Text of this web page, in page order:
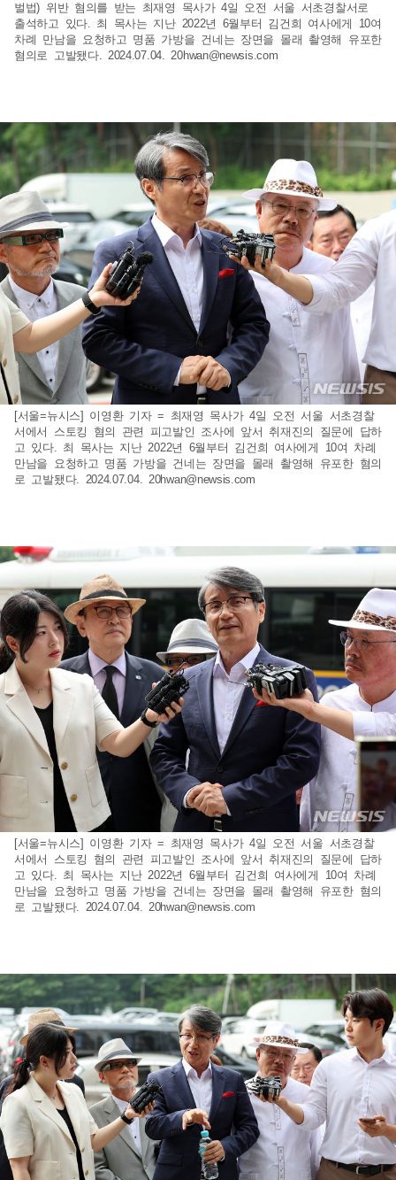
벌법) 위반 혐의를 받는 최재영 목사가 4일 오전 서울 서초경찰서로
출석하고 있다. 최 목사는 지난 2022년 6월부터 김건희 여사에게 10여
차례 만남을 요청하고 명품 가방을 건네는 장면을 몰래 촬영해 유포한
혐의로 고발됐다. 2024.07.04.20hwan@newsis.com
[서울=뉴시스] 이영환 기자 = 최재영 목사가 4일 오전 서울 서초경찰
서에서 스토킹 혐의 관련 피고발인 조사에 앞서 취재진의 질문에 답하
고 있다. 최 목사는 지난 2022년 6월부터 김건희 여사에게 10여 차례
만남을 요청하고 명품 가방을 건네는 장면을 몰래 촬영해 유포한 혐의
로 고발됐다. 2024.07.04. 20hwan@newsis.com
[서울=뉴시스] 이영환 기자 = 최재영 목사가 4일 오전 서울 서초경찰
서에서 스토킹 혐의 관련 피고발인 조사에 앞서 취재진의 질문에 답하
고 있다. 최 목사는 지난 2022년 6월부터 김건희 여사에게 10여 차례
만남을 요청하고 명품 가방을 건네는 장면을 몰래 촬영해 유포한 혐의
로 고발됐다. 2024.07.04. 20hwan@newsis.com